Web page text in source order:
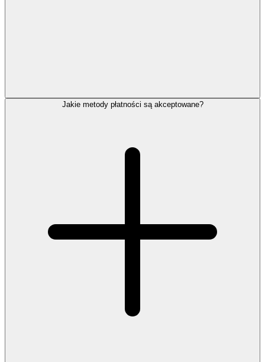
Jakie metody płatności są akceptowane?